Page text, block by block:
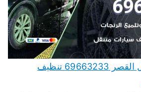
غسيل سيارات متنقل القصر 69663233 تنظيف